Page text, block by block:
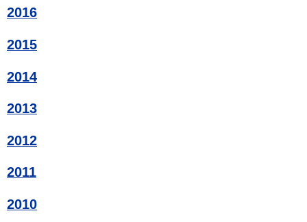
2016
2015
2014
2013
2012
2011
2010